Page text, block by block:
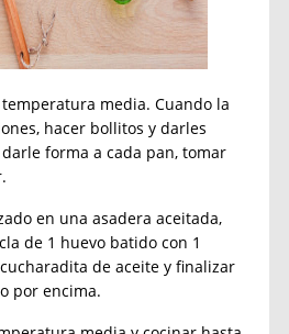
media. Cuando la
hacer bollitos y darles
forma a cada pan, tomar
en una asadera aceitada,
de 1 huevo batido con 1
de aceite y finalizar
por encima.